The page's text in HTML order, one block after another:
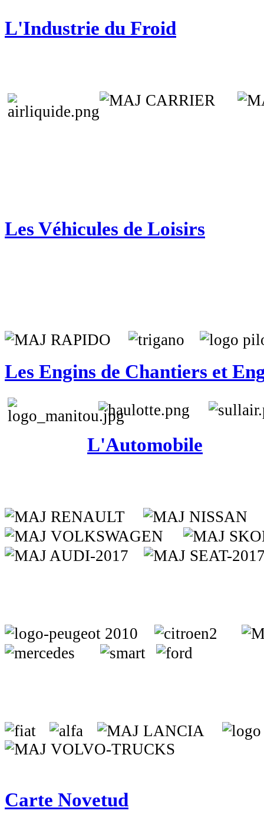
L'Industrie du Froid
Les Véhicules de Loisirs
Les Engins de Chantiers et
L'Automobile
Carte Novetud